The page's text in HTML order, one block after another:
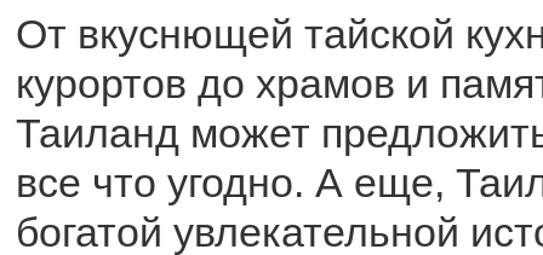
От вкуснющей тайской
курортов до храмов и
Таиланд может
все что угодно. А еще,
богатой увлекательной